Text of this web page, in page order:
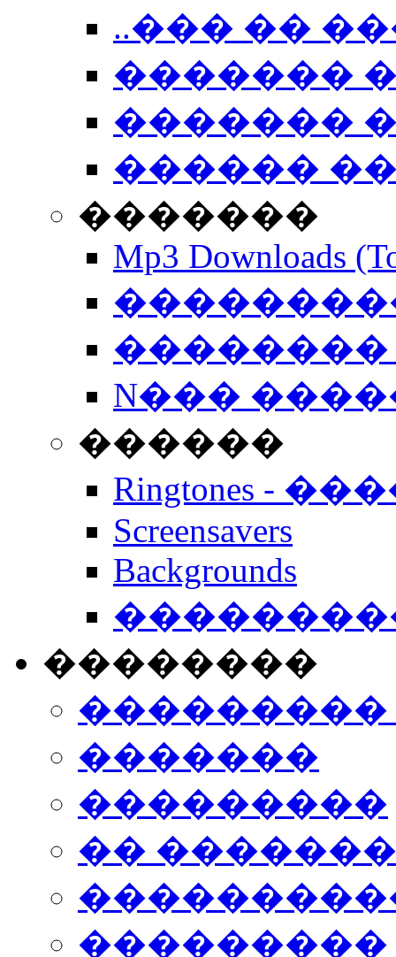
..��� ��
�������
�������
������
�������
Mp3 Downloads
��������
N���
������
Ringtones -
Screensavers
Backgrounds
��������
���������
�������
���������
��
���������